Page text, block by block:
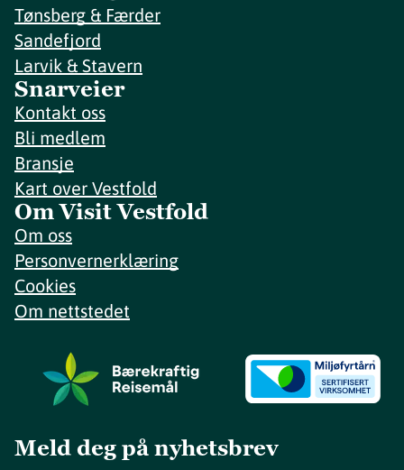
Tønsberg & Færder
Sandefjord
Larvik & Stavern
Snarveier
Kontakt oss
Bli medlem
Bransje
Kart over Vestfold
Om Visit Vestfold
Om oss
Personvernerklæring
Cookies
Om nettstedet
Meld deg på nyhetsbrev